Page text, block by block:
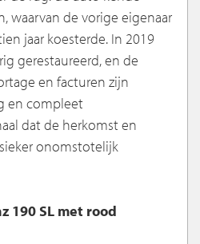
waarvan de vorige eigenaar
jaar koesterde. In 2019
gerestaureerd, en de
en facturen zijn
en compleet
dat de herkomst en
onomstotelijk
190 SL met rood